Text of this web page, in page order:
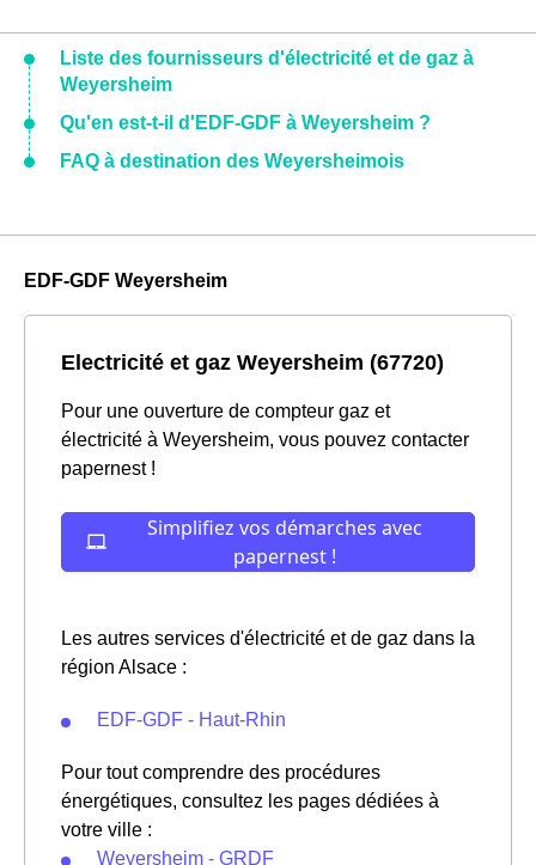
Liste des fournisseurs d'électricité et de gaz à
Weyersheim
Qu'en est-t-il d'EDF-GDF à Weyersheim ?
FAQ à destination des Weyersheimois
EDF-GDF Weyersheim
Electricité et gaz Weyersheim (67720)
Pour une ouverture de compteur gaz et
électricité à Weyersheim, vous pouvez contacter
papernest !
Les autres services d'électricité et de gaz dans la
région Alsace :
EDF-GDF - Haut-Rhin
Pour tout comprendre des procédures
énergétiques, consultez les pages dédiées à
votre ville :
Weyersheim - GRDF